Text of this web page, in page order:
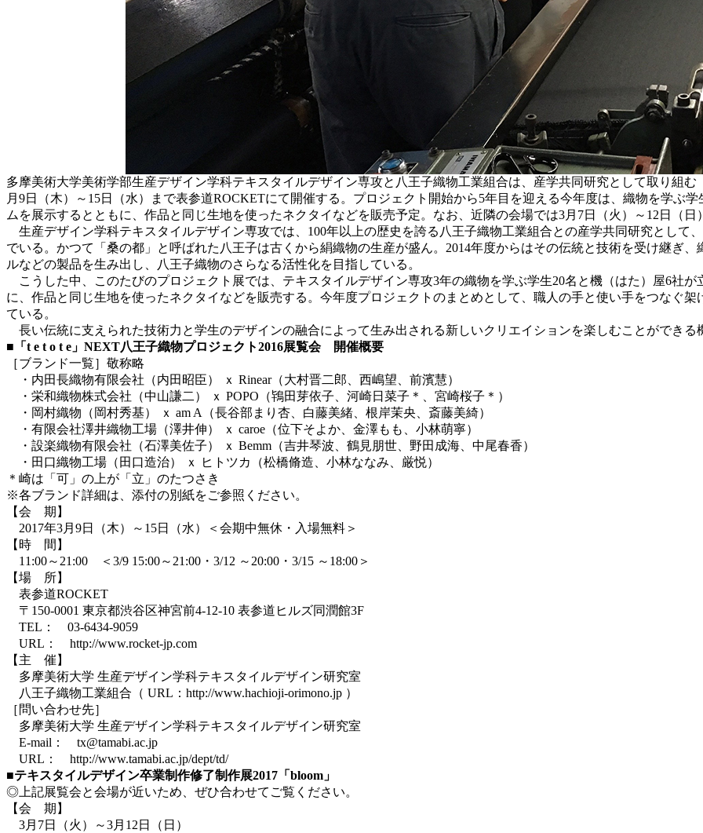
多摩美術大学美術学部生産デザイン学科テキスタイルデザイン専攻と八王子織物工業組合は、産学共同研究として取り組
月9日（木）～15日（水）まで表参道ROCKETにて開催する。プロジェクト開始から5年目を迎える今年度は、織物を学ぶ
ムを展示するとともに、作品と同じ生地を使ったネクタイなどを販売予定。なお、近隣の会場では3月7日（火）～12日（日
生産デザイン学科テキスタイルデザイン専攻では、100年以上の歴史を誇る八王子織物工業組合との産学共同研究として
でいる。かつて「桑の都」と呼ばれた八王子は古くから絹織物の生産が盛ん。2014年度からはその伝統と技術を受け継ぎ
ルなどの製品を生み出し、八王子織物のさらなる活性化を目指している。
こうした中、このたびのプロジェクト展では、テキスタイルデザイン専攻3年の織物を学ぶ学生20名と機（はた）屋6社
に、作品と同じ生地を使ったネクタイなどを販売する。今年度プロジェクトのまとめとして、職人の手と使い手をつなぐ
ている。
長い伝統に支えられた技術力と学生のデザインの融合によって生み出される新しいクリエイションを楽しむことができる
■「t e t o t e」NEXT八王子織物プロジェクト2016展覧会 開催概要
［ブランド一覧］敬称略
・内田長織物有限会社（内田昭臣） ｘ Rinear（大村晋二郎、西嶋望、前濱慧）
・栄和織物株式会社（中山謙二） ｘ POPO（鴇田芽依子、河崎日菜子＊、宮崎桜子＊）
・岡村織物（岡村秀基） ｘ am A（長谷部まり杏、白藤美緒、根岸茉央、斎藤美綺）
・有限会社澤井織物工場（澤井伸） ｘ caroe（位下そよか、金澤もも、小林萌寧）
・設楽織物有限会社（石澤美佐子） ｘ Bemm（吉井琴波、鶴見朋世、野田成海、中尾春香）
・田口織物工場（田口造治） ｘ ヒトツカ（松橋脩造、小林ななみ、厳悦）
＊崎は「可」の上が「立」のたつさき
※各ブランド詳細は、添付の別紙をご参照ください。
【会 期】
2017年3月9日（木）～15日（水）＜会期中無休・入場無料＞
【時 間】
11:00～21:00 ＜3/9 15:00～21:00・3/12 ～20:00・3/15 ～18:00＞
【場 所】
表参道ROCKET
〒150-0001 東京都渋谷区神宮前4-12-10 表参道ヒルズ同潤館3F
TEL： 03-6434-9059
URL： http://www.rocket-jp.com
【主 催】
多摩美術大学 生産デザイン学科テキスタイルデザイン研究室
八王子織物工業組合（ URL：http://www.hachioji-orimono.jp ）
［問い合わせ先］
多摩美術大学 生産デザイン学科テキスタイルデザイン研究室
E-mail： tx@tamabi.ac.jp
URL： http://www.tamabi.ac.jp/dept/td/
■テキスタイルデザイン卒業制作修了制作展2017「bloom」
◎上記展覧会と会場が近いため、ぜひ合わせてご覧ください。
【会 期】
3月7日（火）～3月12日（日）